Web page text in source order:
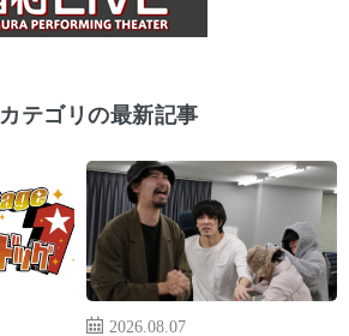
カテゴリの最新記事
2026.08.07